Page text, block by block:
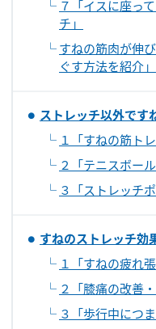
７「イスに座っ
チ」
すねの筋肉が伸
ぐす方法を紹介」
ストレッチ以外です
１「すねの筋トレ
２「テニスボー
３「ストレッチ
すねのストレッチ効
１「すねの疲れ
２「膝痛の改善・
３「歩行中につ